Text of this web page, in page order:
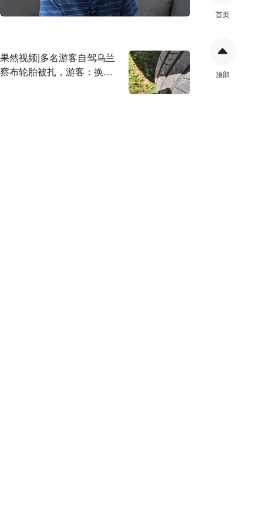
果然视频|多名游客自驾乌兰
察布轮胎被扎，游客：换胎
首页
顶部